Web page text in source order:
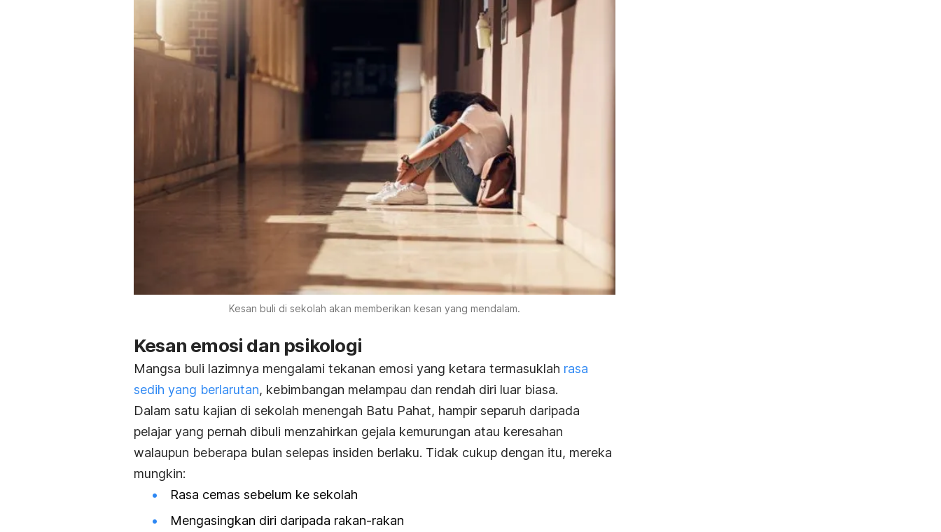
Kesan buli di sekolah akan memberikan kesan yang mendalam.
Kesan emosi dan psikologi
Mangsa buli lazimnya mengalami tekanan emosi yang ketara termasuklah rasa
sedih yang berlarutan, kebimbangan melampau dan rendah diri luar biasa.
Dalam satu kajian di sekolah menengah Batu Pahat, hampir separuh daripada
pelajar yang pernah dibuli menzahirkan gejala kemurungan atau keresahan
walaupun beberapa bulan selepas insiden berlaku. Tidak cukup dengan itu, mereka
mungkin:
Rasa cemas sebelum ke sekolah
Mengasingkan diri daripada rakan-rakan